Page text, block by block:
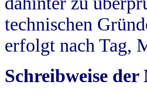
technischen
erfolgt nach Tag,
Schreibweise der